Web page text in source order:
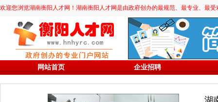
欢迎您浏览湖南衡阳人才网！湖南衡阳人才网是由政府创办的最规范、最专业、最
网站首页 企业招聘